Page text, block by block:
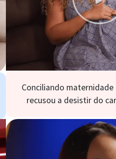
Conciliando
recusou a desistir do